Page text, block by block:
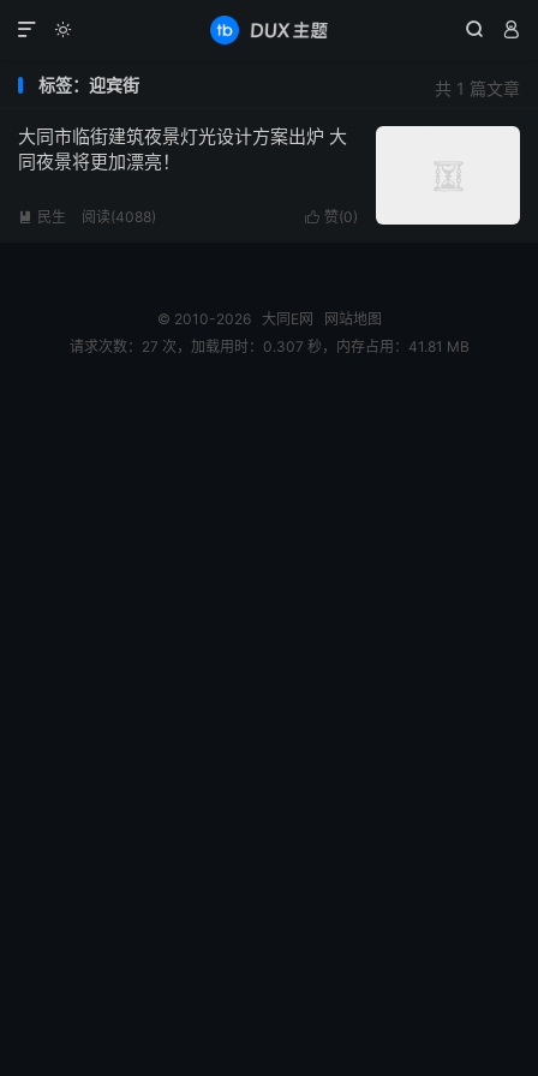
  

共 1 篇文章
标签：迎宾街
大同市临街建筑夜景灯光设计方案出炉 大
同夜景将更加漂亮！
 赞(0)
 民生 阅读(4088)
© 2010-2026 大同E网
网站地图
请求次数：27 次，加载用时：0.307 秒，内存占用：41.81 MB